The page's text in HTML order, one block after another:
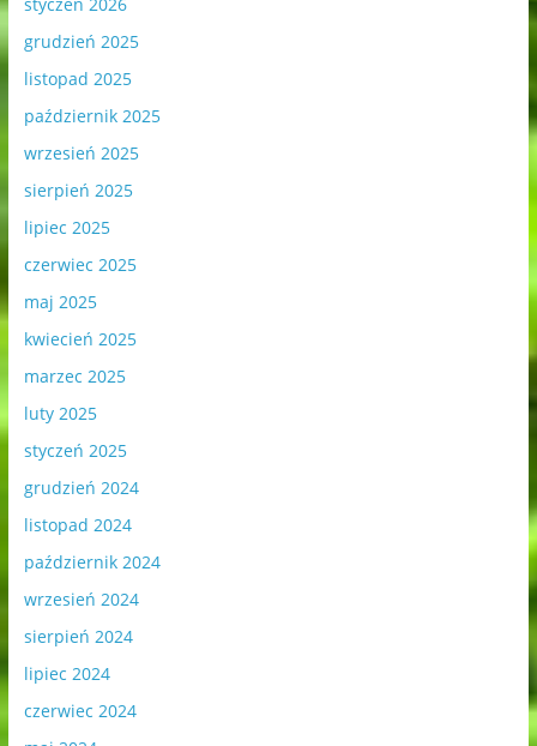
styczeń 2026
grudzień 2025
listopad 2025
październik 2025
wrzesień 2025
sierpień 2025
lipiec 2025
czerwiec 2025
maj 2025
kwiecień 2025
marzec 2025
luty 2025
styczeń 2025
grudzień 2024
listopad 2024
październik 2024
wrzesień 2024
sierpień 2024
lipiec 2024
czerwiec 2024